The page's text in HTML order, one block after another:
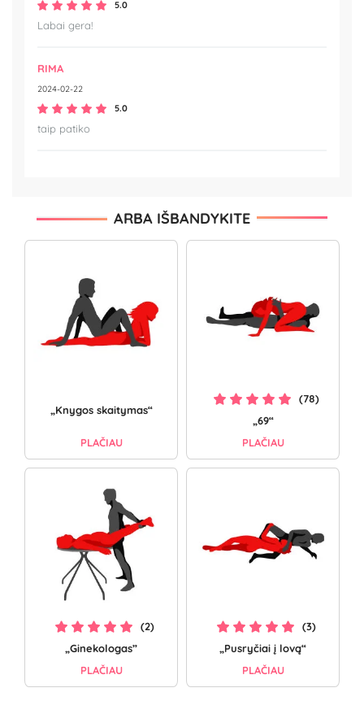
5.0
Labai gera!
RIMA
2024-02-22
5.0
taip patiko
ARBA IŠBANDYKITE
„Knygos skaitymas“
PLAČIAU
(78)
„69“
PLAČIAU
(2)
„Ginekologas”
PLAČIAU
(3)
„Pusryčiai į lovą“
PLAČIAU